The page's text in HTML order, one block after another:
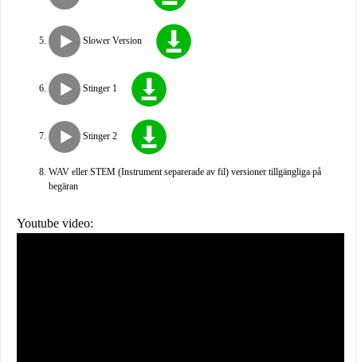
Slower Version
Stinger 1
Stinger 2
WAV eller STEM (Instrument separerade av fil) versioner tillgängliga på
begäran
Youtube video: